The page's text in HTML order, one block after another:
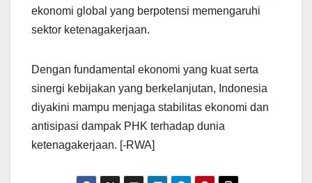
ekonomi global yang berpotensi memengaruhi
sektor ketenagakerjaan.
Dengan fundamental ekonomi yang kuat serta
sinergi kebijakan yang berkelanjutan, Indonesia
diyakini mampu menjaga stabilitas ekonomi dan
antisipasi dampak PHK terhadap dunia
ketenagakerjaan. [-RWA]